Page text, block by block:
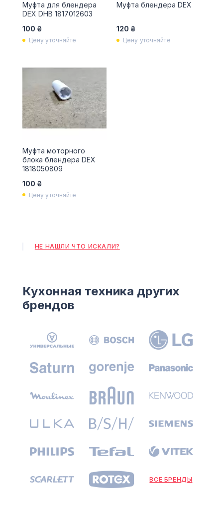
Муфта для блендера
DEX DHB 1817012603
100 ₴
Цену уточняйте
Муфта блендера DEX
120 ₴
Цену уточняйте
Муфта моторного
блока блендера DEX
1818050809
100 ₴
Цену уточняйте
НЕ НАШЛИ ЧТО ИСКАЛИ?
Кухонная техника других
брендов
ВСЕ БРЕНДЫ